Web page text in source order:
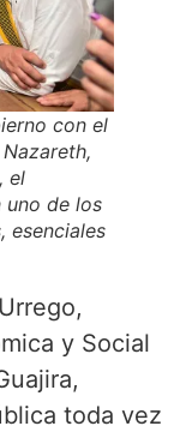
con el
el
uno de los
esenciales
y Social
toda vez